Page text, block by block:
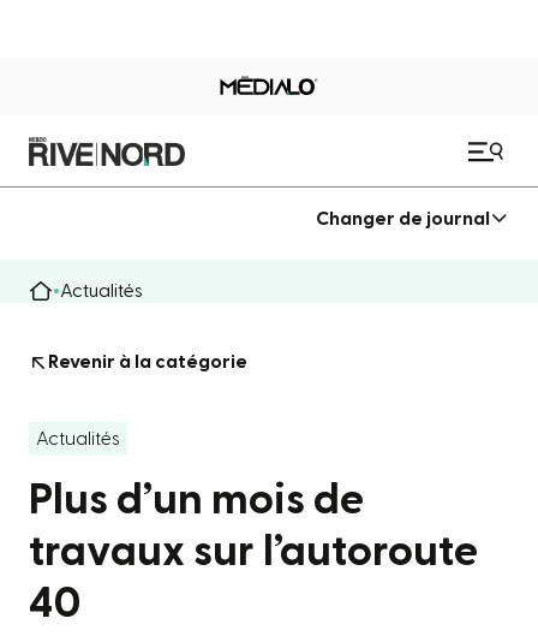
Changer de journal
Actualités
Revenir à la catégorie
Actualités
Plus d’un mois de
travaux sur l’autoroute
40